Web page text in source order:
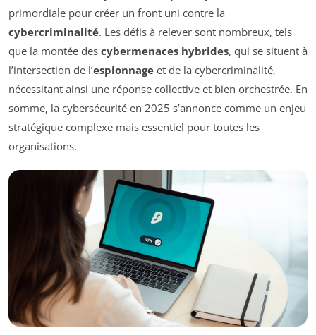
primordiale pour créer un front uni contre la
cybercriminalité. Les défis à relever sont nombreux, tels
que la montée des cybermenaces hybrides, qui se situent à
l’intersection de l’espionnage et de la cybercriminalité,
nécessitant ainsi une réponse collective et bien orchestrée. En
somme, la cybersécurité en 2025 s’annonce comme un enjeu
stratégique complexe mais essentiel pour toutes les
organisations.